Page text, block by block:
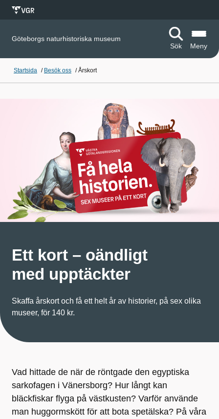
Göteborgs naturhistoriska museum
Sök
Meny
Startsida / Besök oss /Årskort
Ett kort – oändligt
med upptäckter
Skaffa årskort och få ett helt år av historier, på sex olika
museer, för 140 kr.
Vad hittade de när de röntgade den egyptiska
sarkofagen i Vänersborg? Hur långt kan
bläckfiskar flyga på västkusten? Varför använde
man huggormskött för att bota spetälska? På våra